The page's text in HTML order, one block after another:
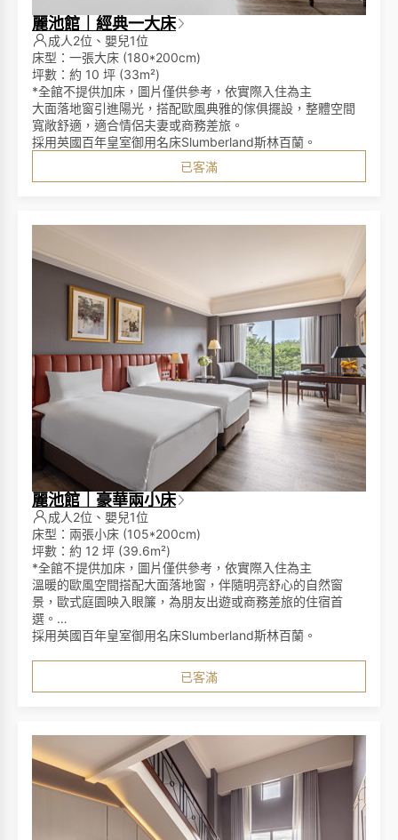
麗池館｜經典一大床
成人2位、嬰兒1位
床型：一張大床 (180*200cm)
坪數：約 10 坪 (33m²)
*全館不提供加床，圖片僅供參考，依實際入住為主
大面落地窗引進陽光，搭配歐風典雅的傢俱擺設，整體空間
寬敞舒適，適合情侶夫妻或商務差旅。
採用英國百年皇室御用名床Slumberland斯林百蘭。
已客滿
麗池館｜豪華兩小床
成人2位、嬰兒1位
床型：兩張小床 (105*200cm)
坪數：約 12 坪 (39.6m²)
*全館不提供加床，圖片僅供參考，依實際入住為主
溫暖的歐風空間搭配大面落地窗，伴隨明亮舒心的自然窗
景，歐式庭園映入眼簾，為朋友出遊或商務差旅的住宿首
選。
採用英國百年皇室御用名床Slumberland斯林百蘭。
已客滿